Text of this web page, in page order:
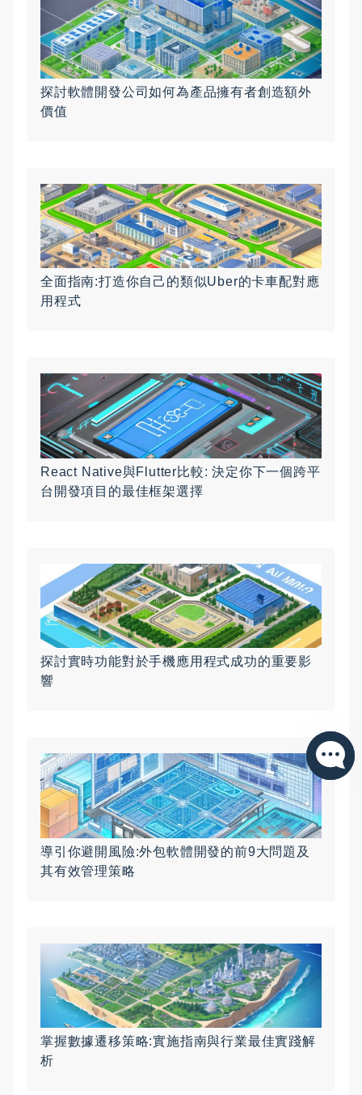
探討軟體開發公司如何為產品擁有者創造額外
價值
全面指南:打造你自己的類似Uber的卡車配對應
用程式
React Native與Flutter比較: 決定你下一個跨平
台開發項目的最佳框架選擇
探討實時功能對於手機應用程式成功的重要影
響
導引你避開風險:外包軟體開發的前9大問題及
其有效管理策略
掌握數據遷移策略:實施指南與行業最佳實踐解
析